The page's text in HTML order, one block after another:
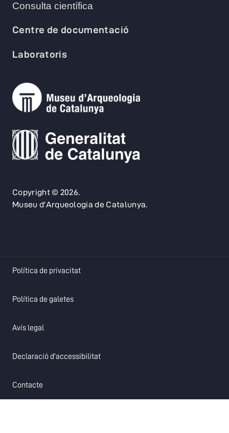
Copyright © 2026.
Museu d'Arqueologia de Catalunya.
Consulta científica
Centre de documentació
Laboratoris
Política de privacitatopens in a new tab
Política de galetesopens in a new tab
Avís legal
Declaració d'accessibilitatopens in a new tab
Contacte